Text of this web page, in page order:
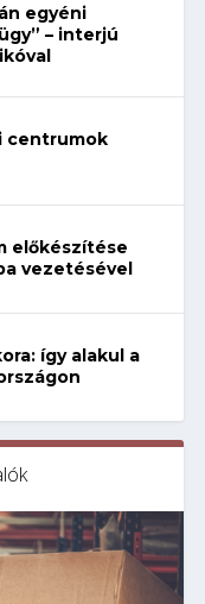
egyéni
– interjú
centrumok
előkészítése
vezetésével
így alakul a